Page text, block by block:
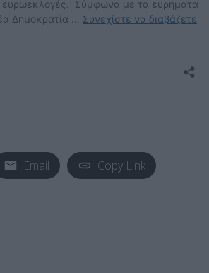
Email Copy Link